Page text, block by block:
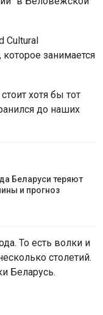
Cultural
занимается
хотя бы тот
до наших
Беларуси теряют
и прогноз
То есть волки и
столетий.
Беларусь.